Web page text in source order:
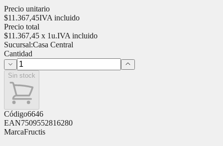
Precio unitario
$11.367,45IVA incluido
Precio total
$11.367,45 x 1u.IVA incluido
Sucursal:Casa Central
Cantidad
Sin stock
Código6646
EAN7509552816280
MarcaFructis